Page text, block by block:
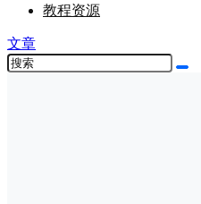
教程资源
文章